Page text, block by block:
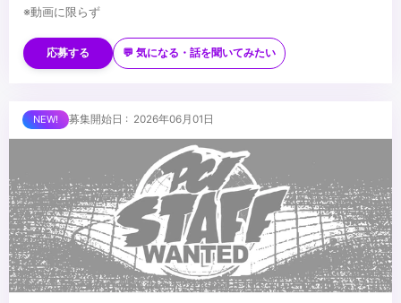
※動画に限らず
・映像制作プロダクションでプロデューサーやプロダクションマ
ネージャーの経験
む）や営業の経験
...
応募する 💬 気になる・話を聞いてみたい
募集開始日 : 2026年06月01日